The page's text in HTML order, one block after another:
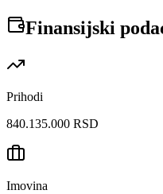
Finansijski
Prihodi
840.135.000 RSD
Imovina